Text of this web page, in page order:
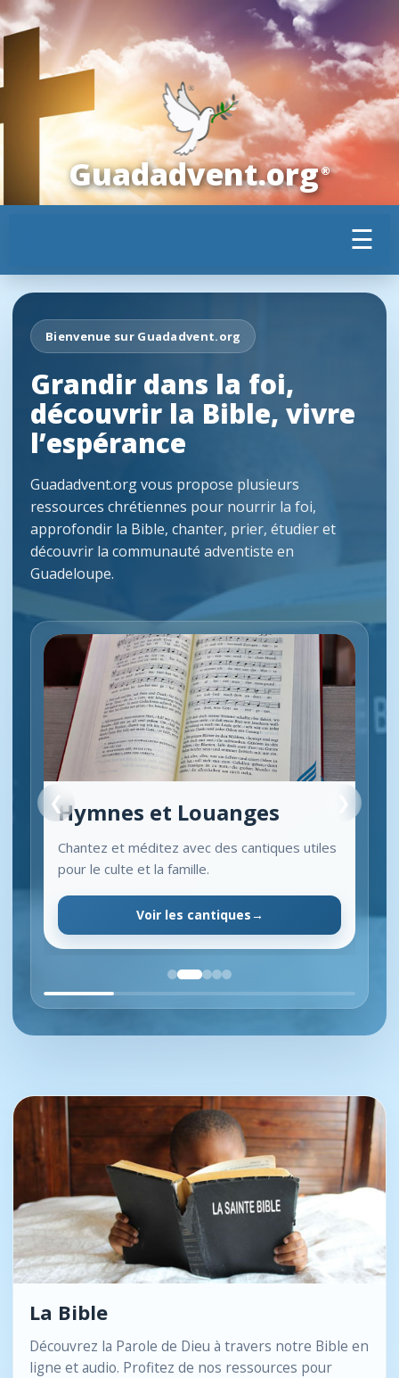
Guadadvent.org®
☰
Bienvenue sur Guadadvent.org
Grandir dans la foi,
découvrir la Bible, vivre
l’espérance
Guadadvent.org vous propose plusieurs
ressources chrétiennes pour nourrir la foi,
approfondir la Bible, chanter, prier, étudier et
découvrir la communauté adventiste en
Guadeloupe.
❮Hymnes et Louanges
Chantez et méditez avec des cantiques utiles
pour le culte et la famille.
Voir les cantiques
❯
La Bible
Découvrez la Parole de Dieu à travers notre Bible en
ligne et audio. Profitez de nos ressources pour